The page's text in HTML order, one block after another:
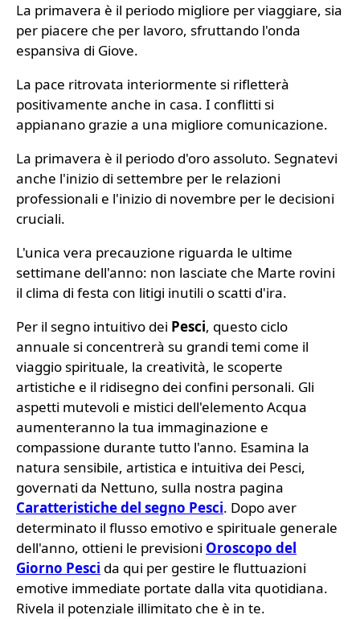
La primavera è il periodo migliore per viaggiare, sia
per piacere che per lavoro, sfruttando l'onda
espansiva di Giove.
La pace ritrovata interiormente si rifletterà
positivamente anche in casa. I conflitti si
appianano grazie a una migliore comunicazione.
La primavera è il periodo d'oro assoluto. Segnatevi
anche l'inizio di settembre per le relazioni
professionali e l'inizio di novembre per le decisioni
cruciali.
L'unica vera precauzione riguarda le ultime
settimane dell'anno: non lasciate che Marte rovini
il clima di festa con litigi inutili o scatti d'ira.
Per il segno intuitivo dei Pesci, questo ciclo
annuale si concentrerà su grandi temi come il
viaggio spirituale, la creatività, le scoperte
artistiche e il ridisegno dei confini personali. Gli
aspetti mutevoli e mistici dell'elemento Acqua
aumenteranno la tua immaginazione e
compassione durante tutto l'anno. Esamina la
natura sensibile, artistica e intuitiva dei Pesci,
governati da Nettuno, sulla nostra pagina
Caratteristiche del segno Pesci. Dopo aver
determinato il flusso emotivo e spirituale generale
dell'anno, ottieni le previsioni Oroscopo del
Giorno Pesci da qui per gestire le fluttuazioni
emotive immediate portate dalla vita quotidiana.
Rivela il potenziale illimitato che è in te.